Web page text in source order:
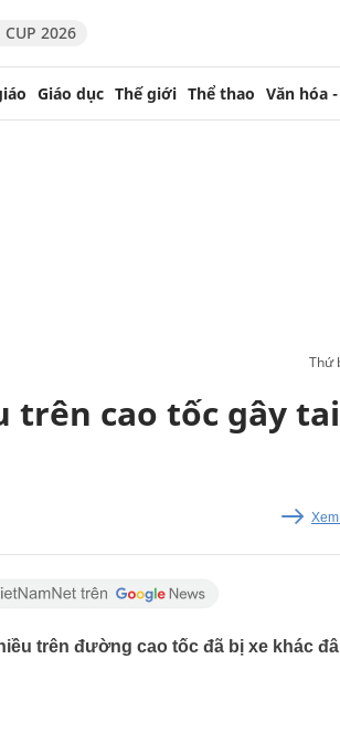
CUP 2026
Giáo dục Thế giới Thể thao Văn hóa
thứ
trên cao tốc gây
trên đường cao tốc đã bị xe khác